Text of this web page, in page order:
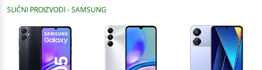
SLIČNI PROIZVODI - SAMSUNG